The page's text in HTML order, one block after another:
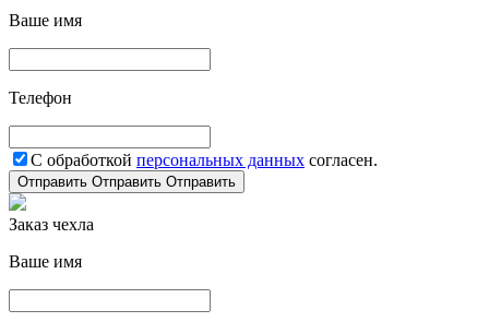
Ваше имя
Телефон
С обработкой персональных данных согласен.
Отправить Отправить Отправить
Заказ чехла
Ваше имя